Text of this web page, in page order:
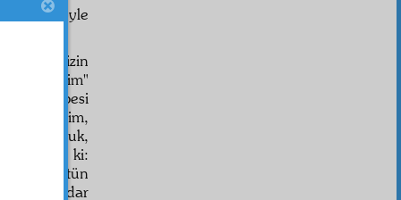
ve böyle
için geldim"
bir talebesi
gitmedim,
çocuk,
dedi ki:
başka bütün
kadar